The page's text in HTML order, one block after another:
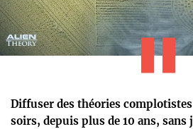
Diffuser des théories
soirs, depuis plus de 10 ans, sans